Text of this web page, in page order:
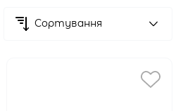
Сортування